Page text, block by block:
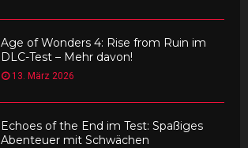
Age of Wonders 4: Rise from Ruin im
DLC-Test – Mehr davon!
13. März 2026
Echoes of the End im Test: Spaßiges
Abenteuer mit Schwächen